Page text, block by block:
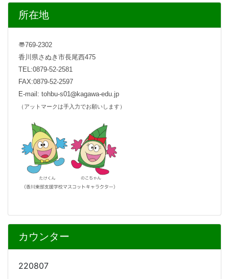
所在地
〠769-2302
香川県さぬき市長尾西475
TEL:0879-52-2581
FAX:0879-52-2597
E-mail: tohbu-s01
kagawa-edu.jp
（アットマークは手入力でお願いします）
カウンター
220807